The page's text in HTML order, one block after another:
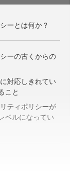
ーとは何か？
ーの古くからの
対応しきれてい
こと
ティポリシーが
ベルになってい